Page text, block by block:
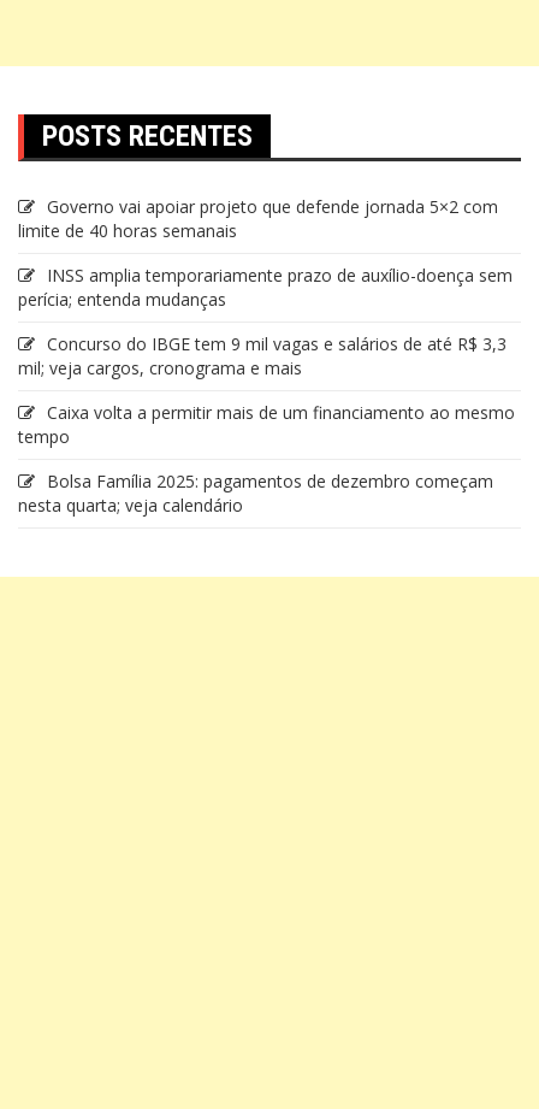
POSTS RECENTES
Governo vai apoiar projeto que defende jornada 5×2 com
limite de 40 horas semanais
INSS amplia temporariamente prazo de auxílio-doença sem
perícia; entenda mudanças
Concurso do IBGE tem 9 mil vagas e salários de até R$ 3,3
mil; veja cargos, cronograma e mais
Caixa volta a permitir mais de um financiamento ao mesmo
tempo
Bolsa Família 2025: pagamentos de dezembro começam
nesta quarta; veja calendário